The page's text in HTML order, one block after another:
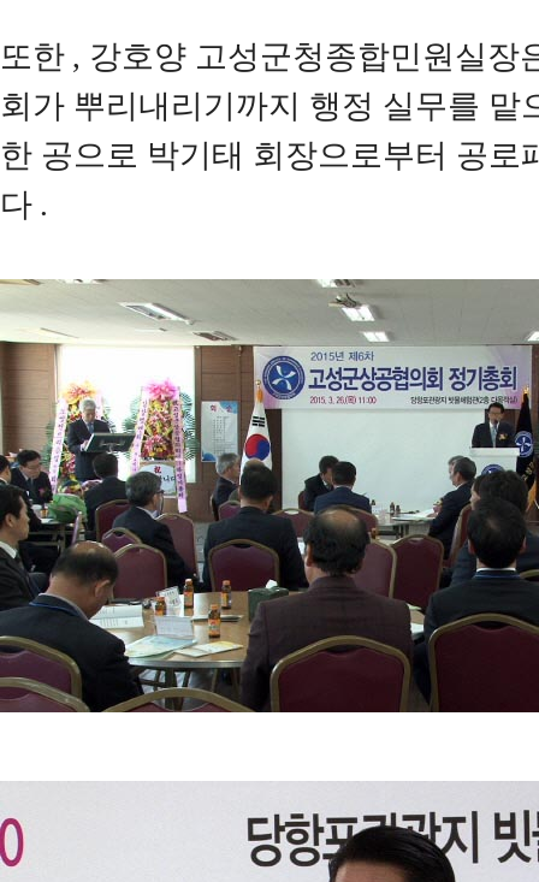
또한 , 강호양 고성군청종합민원실장
회가 뿌리내리기까지 행정 실무를 맡
한 공으로 박기태 회장으로부터 공로
다 .